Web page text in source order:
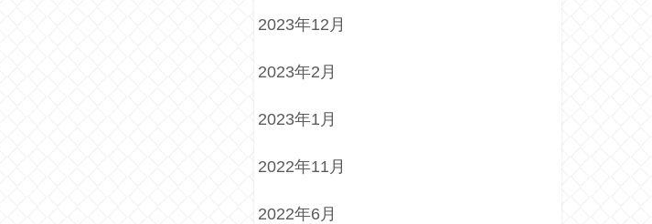
2023年12月
2023年2月
2023年1月
2022年11月
2022年6月